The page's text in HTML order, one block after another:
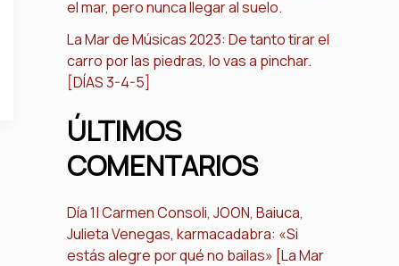
el mar, pero nunca llegar al suelo.
La Mar de Músicas 2023: De tanto tirar el
carro por las piedras, lo vas a pinchar.
[DÍAS 3-4-5]
ÚLTIMOS
COMENTARIOS
Día 1| Carmen Consoli, JOON, Baiuca,
Julieta Venegas, karmacadabra: «Si
estás alegre por qué no bailas» [La Mar